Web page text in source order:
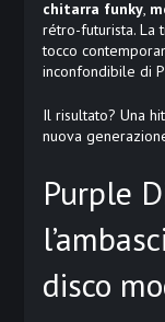
chitarra funky,
rétro-futurista. La
tocco
inconfondibile di
Il risultato? Una
nuova
Purple
disco